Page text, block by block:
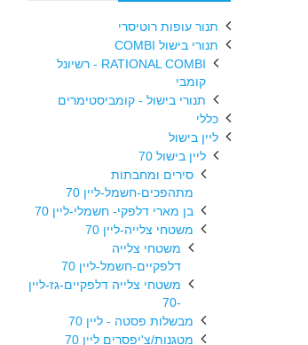
תנור עופות רוטיסרי
תנורי בישול COMBI
RATIONAL COMBI - רשיונל
קומבי
תנורי בישול - קומביסטימרים
כללי
ליין בישול
ליין בישול 70
סירים ומחבתות
מתהפכים-חשמל-ליין 70
בן מארי דלפקי- חשמלי-ליין 70
משטחי צלייה-ליין 70
משטחי צלייה
דלפקיים-חשמל-ליין 70
משטחי צלייה דלפקיים-גז-ליין
-70
מבשלות פסטה - ליין 70
מטגנות/צ'יפסרים ליין 70